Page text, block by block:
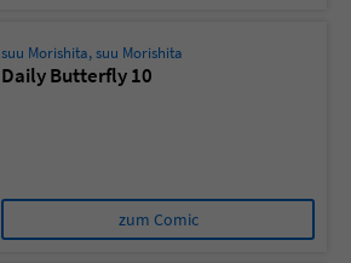
suu Morishita,suu Morishita
Daily Butterfly 10
zum Comic